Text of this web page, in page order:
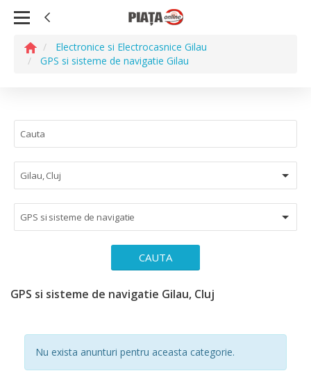
Electronice si Electrocasnice Gilau
GPS si sisteme de navigatie Gilau
Gilau, Cluj
GPS si sisteme de navigatie
CAUTA
GPS si sisteme de navigatie Gilau, Cluj
Nu exista anunturi pentru aceasta categorie.